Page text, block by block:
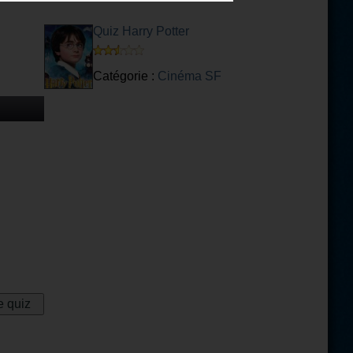
Quiz Harry Potter
Catégorie : Cinéma SF